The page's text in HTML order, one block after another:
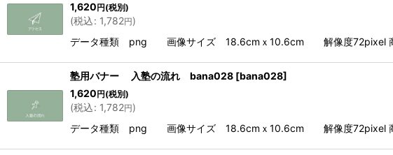
1,620円(税別)
(税込: 1,782円)
データ種類 png 画像サイズ 18.6cmｘ10.6cm 解像度72pixel 商
塾用バナー 入塾の流れ bana028 [bana028]
1,620円(税別)
(税込: 1,782円)
データ種類 png 画像サイズ 18.6cmｘ10.6cm 解像度72pixel 商